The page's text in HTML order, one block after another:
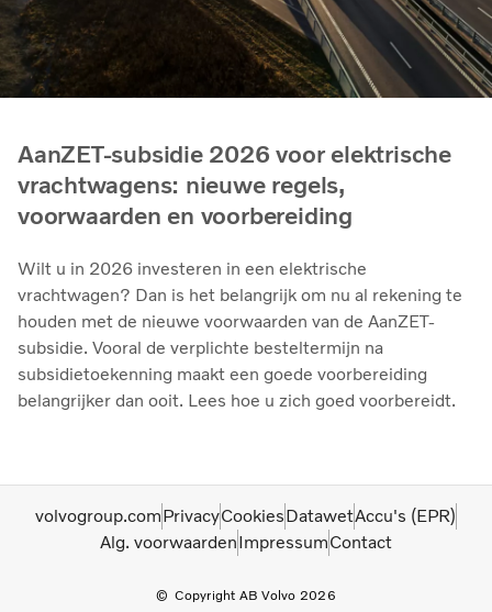
AanZET-subsidie 2026 voor elektrische
vrachtwagens: nieuwe regels,
voorwaarden en voorbereiding
Wilt u in 2026 investeren in een elektrische
vrachtwagen? Dan is het belangrijk om nu al rekening te
houden met de nieuwe voorwaarden van de AanZET-
subsidie. Vooral de verplichte besteltermijn na
subsidietoekenning maakt een goede voorbereiding
belangrijker dan ooit. Lees hoe u zich goed voorbereidt.
Copyright AB Volvo 2026
volvogroup.comPrivacyCookiesDatawetAccu's (EPR)
Alg. voorwaardenImpressumContact